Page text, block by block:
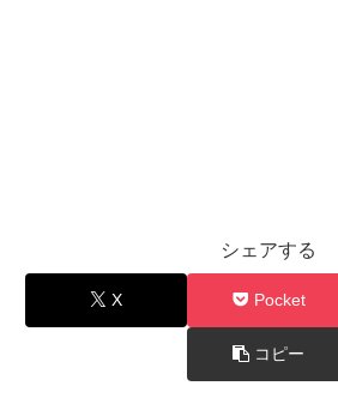
シェアする
X Pocket
コピー